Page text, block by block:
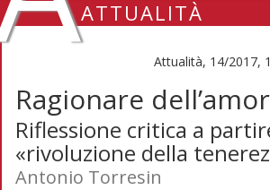
ATTUALITÀ
Attualità, 14/2017,
Ragionare
Riflessione critica a
«rivoluzione della
Antonio Torresin